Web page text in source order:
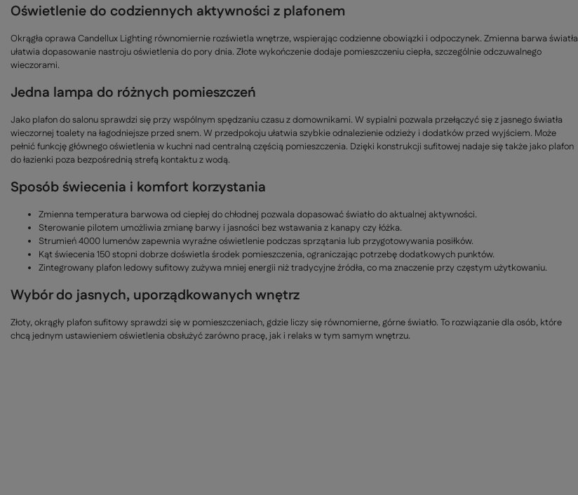
Oświetlenie do codziennych aktywności z plafonem
Okrągła oprawa Candellux Lighting równomiernie rozświetla wnętrze, wspierając codzienne obowiązki i odpoczynek. Zmienna barwa światła
ułatwia dopasowanie nastroju oświetlenia do pory dnia. Złote wykończenie dodaje pomieszczeniu ciepła, szczególnie odczuwalnego
wieczorami.
Jedna lampa do różnych pomieszczeń
Jako plafon do salonu sprawdzi się przy wspólnym spędzaniu czasu z domownikami. W sypialni pozwala przełączyć się z jasnego światła
wieczornej toalety na łagodniejsze przed snem. W przedpokoju ułatwia szybkie odnalezienie odzieży i dodatków przed wyjściem. Może
pełnić funkcję głównego oświetlenia w kuchni nad centralną częścią pomieszczenia. Dzięki konstrukcji sufitowej nadaje się także jako plafon
do łazienki poza bezpośrednią strefą kontaktu z wodą.
Sposób świecenia i komfort korzystania
Zmienna temperatura barwowa od ciepłej do chłodnej pozwala dopasować światło do aktualnej aktywności.
Sterowanie pilotem umożliwia zmianę barwy i jasności bez wstawania z kanapy czy łóżka.
Strumień 4000 lumenów zapewnia wyraźne oświetlenie podczas sprzątania lub przygotowywania posiłków.
Kąt świecenia 150 stopni dobrze doświetla środek pomieszczenia, ograniczając potrzebę dodatkowych punktów.
Zintegrowany plafon ledowy sufitowy zużywa mniej energii niż tradycyjne źródła, co ma znaczenie przy częstym użytkowaniu.
Wybór do jasnych, uporządkowanych wnętrz
Złoty, okrągły plafon sufitowy sprawdzi się w pomieszczeniach, gdzie liczy się równomierne, górne światło. To rozwiązanie dla osób, które
chcą jednym ustawieniem oświetlenia obsłużyć zarówno pracę, jak i relaks w tym samym wnętrzu.